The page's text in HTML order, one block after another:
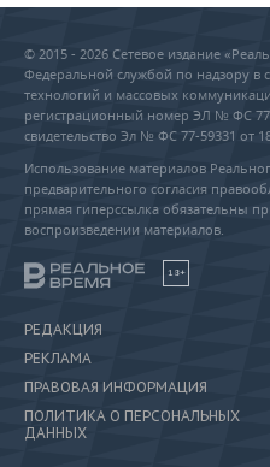
© 2015 - 2026 Сетевое издание
Федеральной службой по надзору в
технологий и массовых
регистрационный номер ЭЛ № ФС 77
свидетельство Эл № ФС 77-59331 от
Использование материалов
предварительного согласия
прямая гиперссылка обязательны
воспроизведении материалов.
18+
РЕДАКЦИЯ
РЕКЛАМА
ПРАВОВАЯ ИНФОРМАЦИЯ
ПОЛИТИКА О ПЕРСОНАЛЬНЫХ
ДАННЫХ